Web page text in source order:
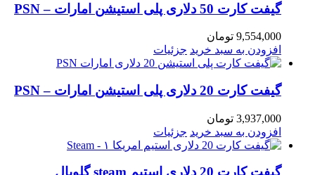
گیفت کارت 50 دلاری پلی استیشن امارات – PSN
9,554,000 تومان
افزودن به سبد خرید جزئیات
گیفت کارت 20 دلاری پلی استیشن امارات – PSN
3,937,000 تومان
افزودن به سبد خرید جزئیات